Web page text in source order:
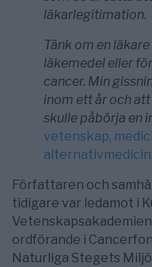
läkarlegitimation.
Tänk om en
läkemedel eller
cancer. Min
inom ett år och
skulle påbörja en
vetenskap,
Författaren och
tidigare var ledamot i
ordförande i
Naturliga Stegets